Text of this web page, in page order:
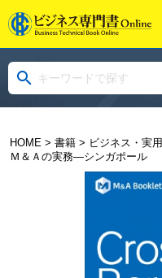
HOME> 書籍> ビジネス・実用
Ｍ＆Ａの実務―シンガポール